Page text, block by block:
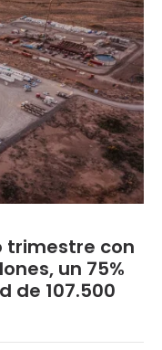
trimestre con
un 75%
de 107.500